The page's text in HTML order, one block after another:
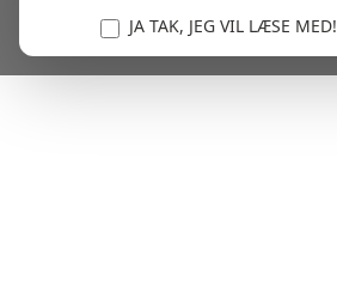
JA TAK, JEG VIL LÆSE MED!